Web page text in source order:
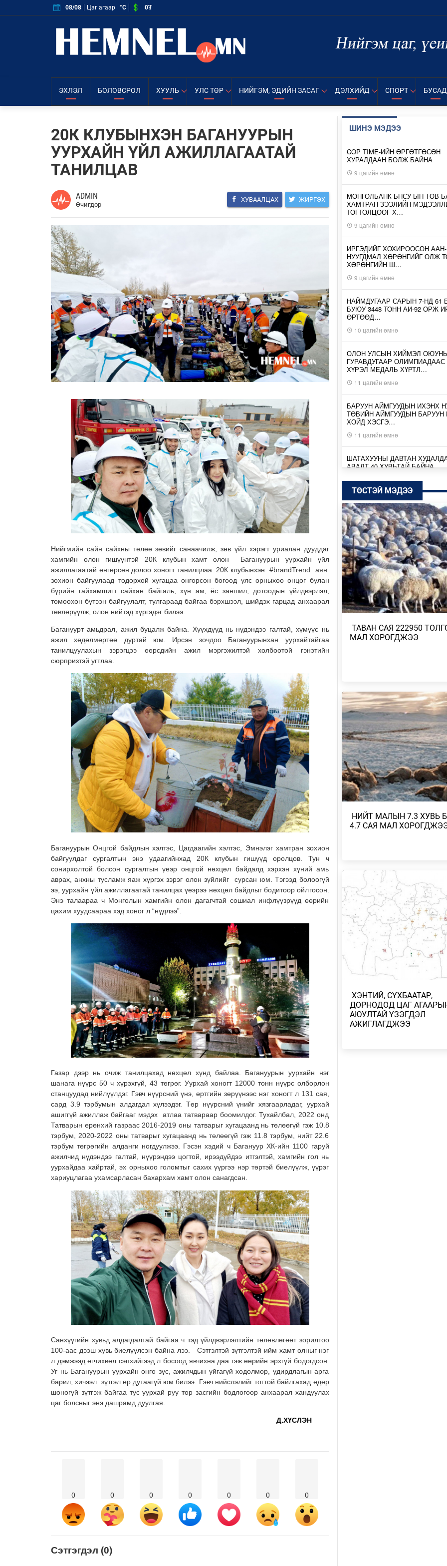
08/08 Цаг агаар °C 0₮
ЭХЛЭЛ БОЛОВСРОЛ ХУУЛЬ УЛС ТӨР НИЙГЭМ, ЭДИЙН ЗАСАГ ДЭЛХИЙД СПОРТ БУСАД
20К КЛУБЫНХЭН БАГАНУУРЫН
УУРХАЙН ҮЙЛ АЖИЛЛАГААТАЙ
ТАНИЛЦАВ
ADMIN
Өчигдөр
ХУВААЛЦАХ ЖИРГЭХ
Нийгмийн сайн сайхны төлөө зөвийг санаачилж, зөв үйл хэрэгт уриалан дууддаг
хамгийн олон гишүүнтэй 20К клубын хамт олон Багануурын уурхайн үйл
ажиллагаатай өнгөрсөн долоо хоногт танилцлаа. 20К клубынхэн #brandTrend аян
зохион байгуулаад тодорхой хугацаа өнгөрсөн бөгөөд улс орныхоо өнцөг булан
бүрийн гайхамшигт сайхан байгаль, хүн ам, ёс заншил, дотоодын үйлдвэрлэл,
томоохон бүтээн байгуулалт, тулгараад байгаа бэрхшээл, шийдэх гарцад анхаарал
төвлөрүүлж, олон нийтэд хүргэдэг билээ.
Багануурт амьдрал, ажил буцалж байна. Хүүхдүүд нь нүдэндээ галтай, хүмүүс нь
ажил хөдөлмөртөө дуртай юм. Ирсэн зочдоо Багануурынхан уурхайтайгаа
танилцуулахын зэрэгцээ өөрсдийн ажил мэргэжилтэй холбоотой гэнэтийн
сюрпризтэй угтлаа.
Багануурын Онцгой байдлын хэлтэс, Цагдаагийн хэлтэс, Эмнэлэг хамтран зохион
байгуулдаг сургалтын энэ удаагийнхад 20К клубын гишүүд оролцов. Тун ч
сонирхолтой болсон сургалтын үеэр онцгой нөхцөл байдалд хэрхэн хүний амь
аврах, анхны тусламж яаж хүргэх зэрэг олон зүйлийг сурсан юм. Тэгээд болоогүй
ээ, уурхайн үйл ажиллагаатай танилцах үеэрээ нөхцөл байдлыг бодитоор ойлгосон.
Энэ талаараа ч Монголын хамгийн олон дагагчтай сошиал инфлүүзрүүд өөрийн
цахим хуудсаараа хэд хоног л “нүдлээ”.
Газар дээр нь очиж танилцахад нөхцөл хүнд байлаа. Багануурын уурхайн нэг
шанага нүүрс 50 ч хүрэхгүй, 43 төгрөг. Уурхай хоногт 12000 тонн нүүрс олборлон
станцуудад нийлүүлдэг. Гэвч нүүрсний үнэ, өртгийн зөрүүнээс нэг хоногт л 131 сая,
сард 3.9 тэрбумын алдагдал хүлээдэг. Төр нүүрсний үнийг хязгаарладаг, уурхай
ашиггүй ажиллаж байгааг мэдэх атлаа татвараар боомилдог. Тухайлбал, 2022 онд
Татварын ерөнхий газраас 2016-2019 оны татварыг хугацаанд нь төлөөгүй гэж 10.8
тэрбум, 2020-2022 оны татварыг хугацаанд нь төлөөгүй гэж 11.8 тэрбум, нийт 22.6
тэрбум төгрөгийн алданги ногдуулжээ. Гэсэн хэдий ч Багануур ХК-ийн 1100 гаруй
ажилчид нүдэндээ галтай, нүүрэндээ цогтой, ирээдүйдээ итгэлтэй, хамгийн гол нь
уурхайдаа хайртай, эх орныхоо голомтыг сахих үүргээ нэр төртэй биелүүлж, үүрэг
хариуцлагаа ухамсарласан бахархам хамт олон санагдсан.
Санхүүгийн хувьд алдагдалтай байгаа ч тэд үйлдвэрлэлтийн төлөвлөгөөт зорилтоо
100-аас дээш хувь биелүүлсэн байна лээ. Сэтгэлтэй зүтгэлтэй ийм хамт олныг нэг
л дэмжээд өгчихвөл сэпхийгээд л босоод явчихна даа гэж өөрийн эрхгүй бодогдсон.
Уг нь Багануурын уурхайн өнгө зүс, ажилчдын уйгагүй хөдөлмөр, удирдлагын арга
барил, хичээл зүтгэл ер дутаагүй юм билээ. Гэвч нийслэлийг тогтой байлгахад өдөр
шөнөгүй зүтгэж байгаа тус уурхай руу төр засгийн бодлогоор анхаарал хандуулах
цаг болсныг энэ дашрамд дуулгая.
Д.ХҮСЛЭН
0 0 0 0 0 0 0
Сэтгэгдэл (0)
ШИНЭ МЭДЭЭ
COP TIME-ИЙН ӨРГӨТГӨСӨН
ХУРАЛДААН БОЛЖ БАЙНА
9 цагийн өмнө
МОНГОЛБАНК БНСУ-ЫН ТӨВ
ХАМТРАН ЗЭЭЛИЙН
ТОГТОЛЦООГ Х…
9 цагийн өмнө
ИРГЭДИЙГ ХОХИРООСОН
НУУГДМАЛ ХӨРӨНГИЙГ ОЛЖ
ХӨРӨНГИЙН Ш…
9 цагийн өмнө
НАЙМДУГААР САРЫН 7-НД 61
БУЮУ 3448 ТОНН АИ-92 ОРЖ
ӨРТӨӨД…
10 цагийн өмнө
ОЛОН УЛСЫН ХИЙМЭЛ
ГУРАВДУГААР
ХҮРЭЛ МЕДАЛЬ ХҮРТЛ…
11 цагийн өмнө
БАРУУН АЙМГУУДЫН ИХЭНХ
ТӨВИЙН АЙМГУУДЫН БАРУУН
ХОЙД ХЭСГЭ…
11 цагийн өмнө
ШАТАХУУНЫ ДАВТАН
АВАЛТ 40 ХУВЬТАЙ БАЙНА
Өчигдөр
SENZU+S1MPLE НИЙЛЭЭД 396
ДОЛЛАРЫН ҮНЭ ХҮРЭВ
Өчигдөр
БАТБААТАРЫН ХУЛАН ЖЮҮ
ДЭЛХИЙН АВАРГА БОЛЖ, ТҮҮХ
БҮТЭЭЛЭЭ
Өчигдөр
ТӨСВИЙН БАЙНГЫН ХОРОО 67
АСУУДАЛ ХЭЛЭЛЦЭЖ,
ТӨСВИЙН ТАЛААРХ …
Өчигдөр
МИАТ ТӨХК БОИНГ
ХАМТЫН АЖИЛЛАГААГАА
ӨРГӨЖҮҮЛНЭ
Өчигдөр
МОНГОЛ-АЛТАЙ, ХӨВСГӨЛИЙН
УУЛАРХАГ НУТАГ, УВС
ХОТГОР, ИДЭР, ТЭС,…
Өчигдөр
МОНГОЛ-АЛТАЙ, ХӨВСГӨЛИЙН
УУЛАРХАГ НУТАГ, ДОРНОД-
ДАРЬГАНГЫН ТАЛ НУТГААР…
АЗИЙН ЭРЭГТЭЙЧҮҮДИЙН
ВОЛЕЙБОЛЫН АВАРГА Ш…
2026/08/05
МОНГОЛ УЛС COP17-Д ТАЛ
ТӨЛӨВЛӨГӨӨГӨӨ
2026/08/05
НИЙТИЙН АЛБАН
БУС ХӨРӨНГИЙГ ХУРААХ
ТӨСЛИЙГ ЗАС…
ТӨСВИЙН ХЭМНЭЛТ ХИЙХ
ГАЗРЫН ТОГТООЛ БАТЛАГДЛАА
ТӨСТЭЙ МЭДЭЭ
ТАВАН САЯ 222950
МАЛ ХОРОГДЖЭЭ
НИЙТ МАЛЫН 7.3 ХУВЬ
4.7 САЯ МАЛ
​ ХЭНТИЙ, СҮХБААТАР,
ДОРНОДОД ЦАГ
АЮУЛТАЙ ҮЗЭГДЭЛ
АЖИГЛАГДЖЭЭ